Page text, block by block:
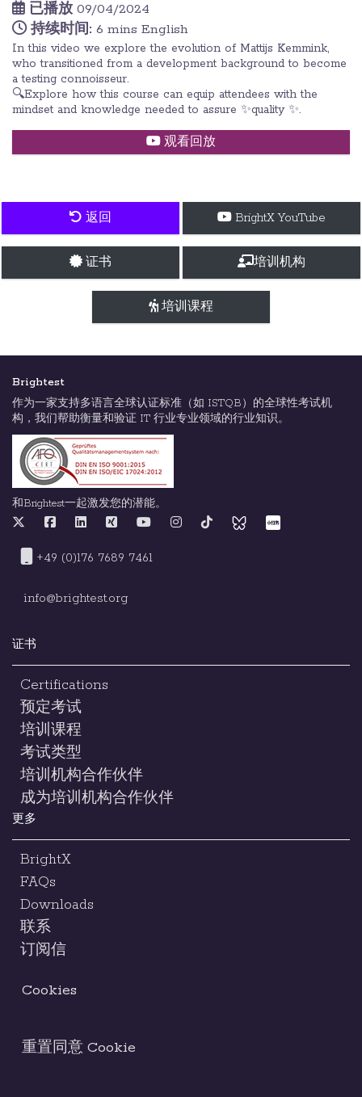
已播放09/04/2024
持续时间: 6 mins English
In this video we explore the evolution of Mattijs Kemmink,
who transitioned from a development background to become
a testing connoisseur.
🔍Explore how this course can equip attendees with the
mindset and knowledge needed to assure ✨quality ✨.
观看回放
返回 BrightX YouTube
证书 培训机构
培训课程
Brightest
作为一家支持多语言全球认证标准（如 ISTQB）的全球性考试机
构，我们帮助衡量和验证 IT 行业专业领域的行业知识。
和Brightest一起激发您的潜能。
+49 (0)176 7689 7461
info@brightest.org
证书
Certifications
预定考试
培训课程
考试类型
培训机构合作伙伴
成为培训机构合作伙伴
更多
BrightX
FAQs
Downloads
联系
订阅信
Cookies
重置同意 Cookie